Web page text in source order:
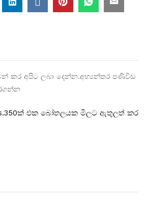
කර අපිට ලබා දෙන්න.අභ්‍යන්තර පණිවිඩ
එක බෝතලයක මිලට ඇතුලත් කර